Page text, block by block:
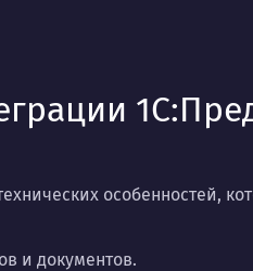
особенностей,
и документов.